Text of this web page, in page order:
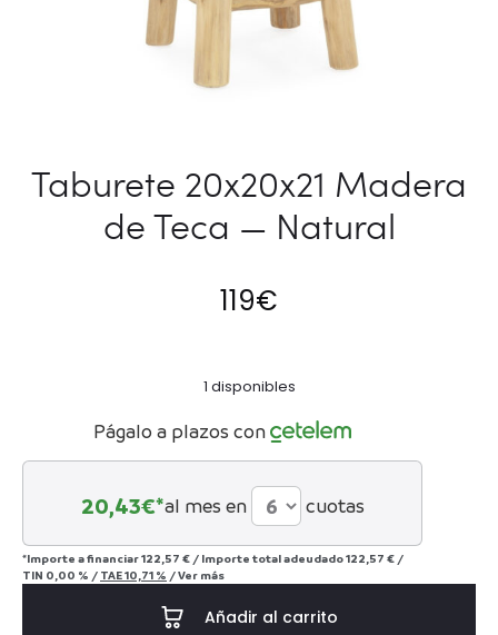
Taburete 20x20x21 Madera
de Teca — Natural
119€
1 disponibles
Págalo a plazos con
20,43€*al mes en cuotas
*Importe a financiar122,57 € / Importe total adeudado122,57 € /
TIN 0,00 % / TAE10,71 % /Ver más
Añadir al carrito